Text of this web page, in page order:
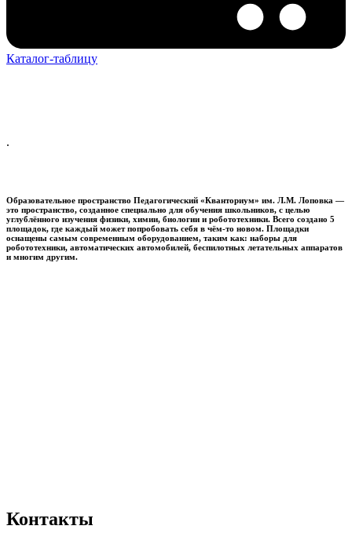
Каталог-таблицу
.
Образовательное пространство Педагогический «Кванториум» им. Л.М. Лоповка —
это пространство, созданное специально для обучения школьников, с целью
углублённого изучения физики, химии, биологии и робототехники. Всего создано 5
площадок, где каждый может попробовать себя в чём-то новом. Площадки
оснащены самым современным оборудованием, таким как: наборы для
робототехники, автоматических автомобилей, беспилотных летательных аппаратов
и многим другим.
Контакты